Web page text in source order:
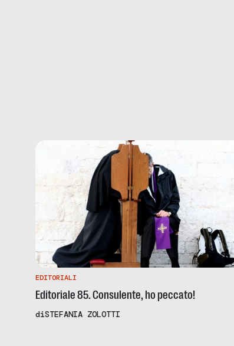
EDITORIALI
Editoriale 85. Consulente, ho peccato!
diSTEFANIA ZOLOTTI